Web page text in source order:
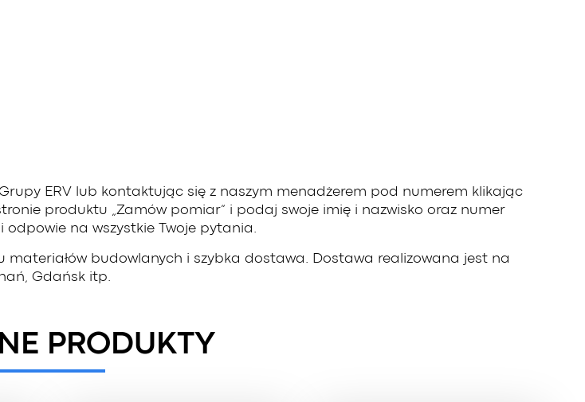
ERV lub kontaktując się z naszym menadżerem pod numerem klikając
produktu „Zamów pomiar” i podaj swoje imię i nazwisko oraz numer
na wszystkie Twoje pytania.
materiałów budowlanych i szybka dostawa. Dostawa realizowana jest na
Gdańsk itp.
PRODUKTY